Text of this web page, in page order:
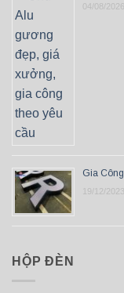
04/08/2026
Gia
19/12/2023
HỘP ĐÈN